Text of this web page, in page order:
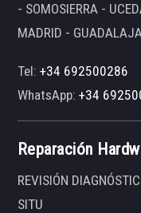
- SOMOSIERRA -
MADRID -
Tel:+34 692500286
WhatsApp:+34
Reparación
REVISIÓN
SITU